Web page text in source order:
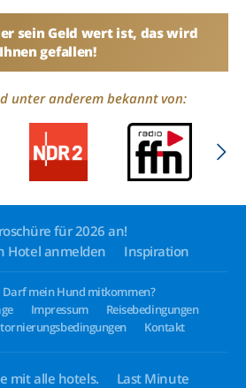
sein Geld wert ist, das wird
Ihnen gefallen!
unter anderem bekannt von:
für 2026 an!
Hotel anmelden Inspiration
Darf mein Hund mitkommen?
Impressum
Reisebedingungen
Kontakt
mit alle hotels.
Last Minute